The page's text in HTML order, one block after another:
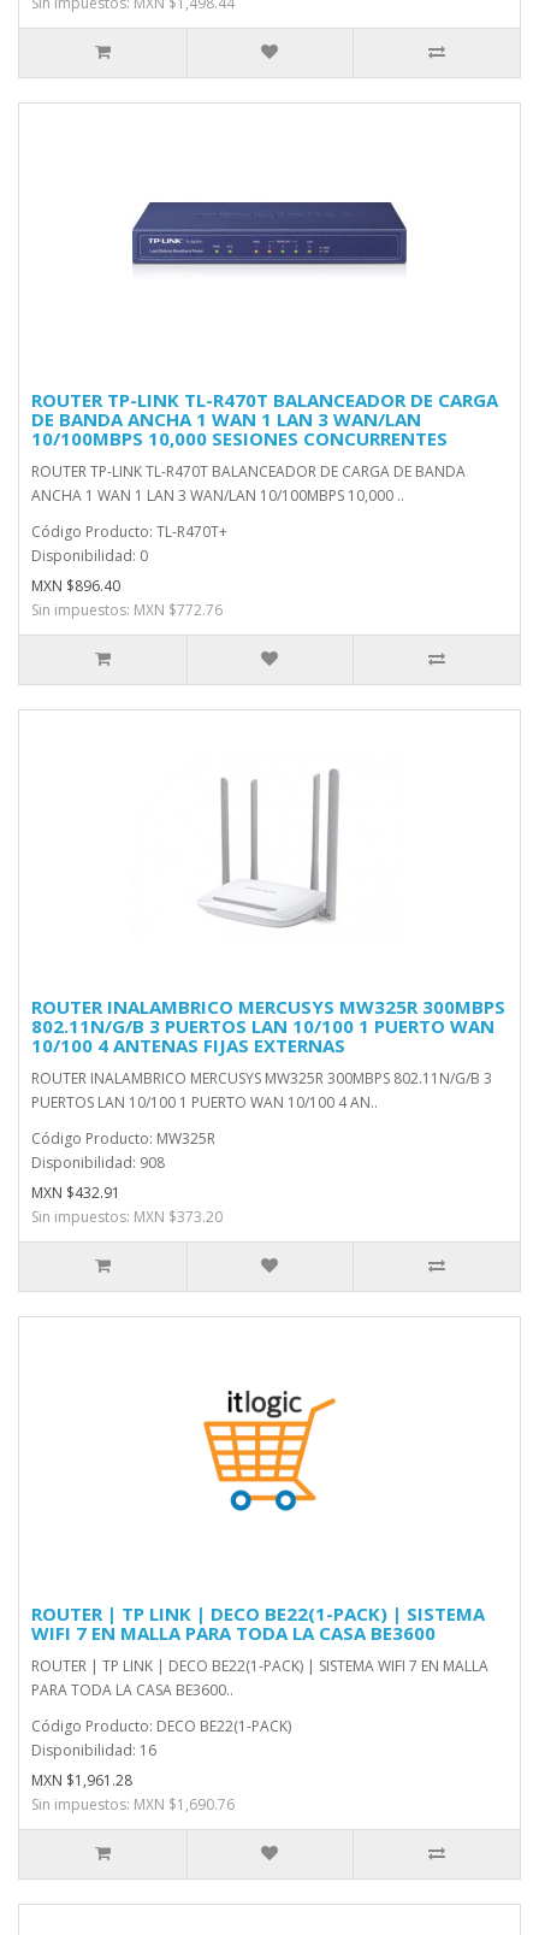
ROUTER TP-LINK TL-R470T BALANCEADOR DE CARGA
DE BANDA ANCHA 1 WAN 1 LAN 3 WAN/LAN
10/100MBPS 10,000 SESIONES CONCURRENTES
ROUTER TP-LINK TL-R470T BALANCEADOR DE CARGA DE BANDA
ANCHA 1 WAN 1 LAN 3 WAN/LAN 10/100MBPS 10,000 ..
Código Producto: TL-R470T+
Disponibilidad: 0
MXN $896.40
Sin impuestos: MXN $772.76
ROUTER INALAMBRICO MERCUSYS MW325R 300MBPS
802.11N/G/B 3 PUERTOS LAN 10/100 1 PUERTO WAN
10/100 4 ANTENAS FIJAS EXTERNAS
ROUTER INALAMBRICO MERCUSYS MW325R 300MBPS 802.11N/G/B 3
PUERTOS LAN 10/100 1 PUERTO WAN 10/100 4 AN..
Código Producto: MW325R
Disponibilidad: 908
MXN $432.91
Sin impuestos: MXN $373.20
ROUTER | TP LINK | DECO BE22(1-PACK) | SISTEMA
WIFI 7 EN MALLA PARA TODA LA CASA BE3600
ROUTER | TP LINK | DECO BE22(1-PACK) | SISTEMA WIFI 7 EN MALLA
PARA TODA LA CASA BE3600..
Código Producto: DECO BE22(1-PACK)
Disponibilidad: 16
MXN $1,961.28
Sin impuestos: MXN $1,690.76